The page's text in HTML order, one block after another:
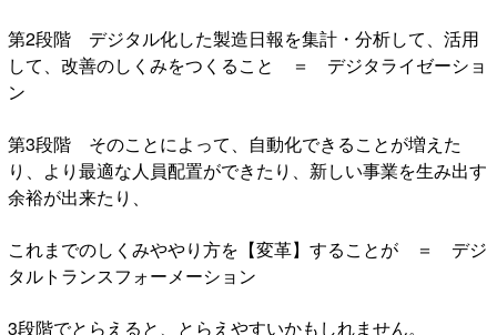
第2段階 デジタル化した製造日報を集計・分析して、活用
して、改善のしくみをつくること ＝ デジタライゼーショ
ン
第3段階 そのことによって、自動化できることが増えた
り、より最適な人員配置ができたり、新しい事業を生み出す
余裕が出来たり、
これまでのしくみややり方を【変革】することが ＝ デジ
タルトランスフォーメーション
3段階でとらえると、とらえやすいかもしれません。